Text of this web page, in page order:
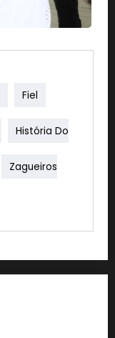
Fiel
História Do
Zagueiros